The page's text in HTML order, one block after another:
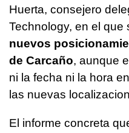
Huerta, consejero
Technology, en el que
nuevos
de Carcaño, aunque
ni la fecha ni la hora
las nuevas
El informe concreta